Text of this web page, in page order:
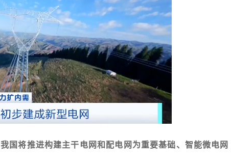
我国将推进构建主干电网和配电网为重要基础、 智能微电网